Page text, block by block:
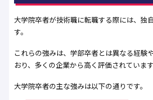
大学院卒者が技術職に転職する際には、独
す。
これらの強みは、学部卒者とは異なる経験
おり、多くの企業から高く評価されています
大学院卒者の主な強みは以下の通りです。